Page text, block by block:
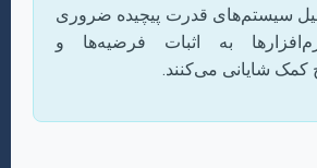
سیستم‌های قدرت پیچیده ضروری
به اثبات فرضیه‌ها و
کمک شایانی می‌کنند.